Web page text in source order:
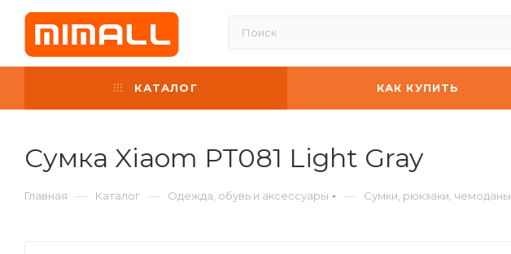
КАТАЛОГ КАК КУПИТЬ
Сумка Xiaom PT081 Light Gray
Главная — Каталог — Одежда, обувь и аксессуары — Сумки, рюкзаки, чемоданы